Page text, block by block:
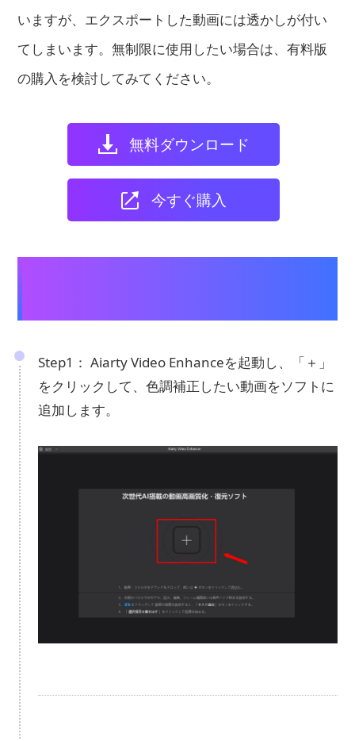
いますが、エクスポートした動画には透かしが付い
てしまいます。無制限に使用したい場合は、有料版
の購入を検討してみてください。
無料ダウンロード
今すぐ購入
Step1： Aiarty Video Enhanceを起動し、「＋」
をクリックして、色調補正したい動画をソフトに
追加します。